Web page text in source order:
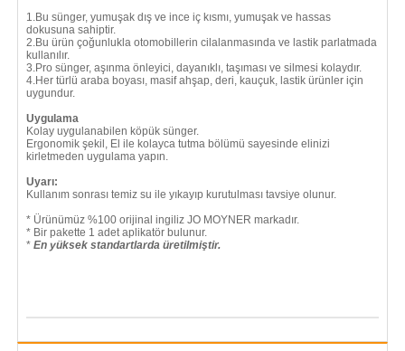
1.Bu sünger, yumuşak dış ve ince iç kısmı, yumuşak ve hassas
dokusuna sahiptir.
2.Bu ürün çoğunlukla otomobillerin cilalanmasında ve lastik parlatmada
kullanılır.
3.Pro sünger, aşınma önleyici, dayanıklı, taşıması ve silmesi kolaydır.
4.Her türlü araba boyası, masif ahşap, deri, kauçuk, lastik ürünler için
uygundur.
Uygulama
Kolay uygulanabilen köpük sünger.
Ergonomik şekil, El ile kolayca tutma bölümü sayesinde elinizi
kirletmeden uygulama yapın.
Uyarı:
Kullanım sonrası temiz su ile yıkayıp kurutulması tavsiye olunur.
* Ürünümüz %100 orijinal ingiliz JO MOYNER markadır.
* Bir pakette 1 adet aplikatör bulunur.
* En yüksek standartlarda üretilmiştir.